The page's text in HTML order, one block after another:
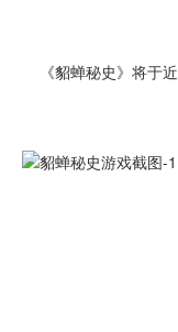
《貂蝉秘史》将于